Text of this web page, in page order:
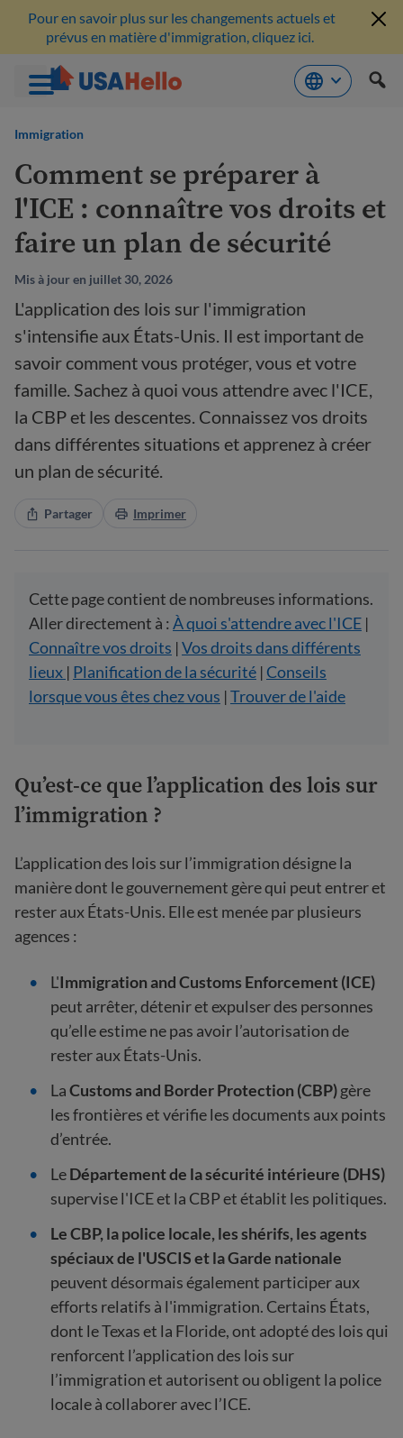
Pour en savoir plus sur les changements actuels et
prévus en matière d'immigration, cliquez ici.
Immigration
Comment se préparer à
l'ICE : connaître vos droits et
faire un plan de sécurité
Mis à jour en juillet 30, 2026
L'application des lois sur l'immigration
s'intensifie aux États-Unis. Il est important de
savoir comment vous protéger, vous et votre
famille. Sachez à quoi vous attendre avec l'ICE,
la CBP et les descentes. Connaissez vos droits
dans différentes situations et apprenez à créer
un plan de sécurité.
Partager Imprimer
Cette page contient de nombreuses informations.
Aller directement à :À quoi s'attendre avec l'ICE |
Connaître vos droits |Vos droits dans différents
lieux | Planification de la sécurité | Conseils
lorsque vous êtes chez vous |Trouver de l'aide
Qu’est-ce que l’application des lois sur
l’immigration ?
L’application des lois sur l’immigration désigne la
manière dont le gouvernement gère qui peut entrer et
rester aux États-Unis. Elle est menée par plusieurs
agences :
L'Immigration and Customs Enforcement (ICE)
peut arrêter, détenir et expulser des personnes
qu’elle estime ne pas avoir l’autorisation de
rester aux États-Unis.
LaCustoms and Border Protection (CBP)gère
les frontières et vérifie les documents aux points
d’entrée.
LeDépartement de la sécurité intérieure (DHS)
supervise l'ICE et la CBP et établit les politiques.
Le CBP, la police locale, les shérifs, les agents
spéciaux de l'USCIS et la Garde nationale
peuvent désormais également participer aux
efforts relatifs à l'immigration. Certains États,
dont le Texas et la Floride, ont adopté des lois qui
renforcent l’application des lois sur
l’immigration et autorisent ou obligent la police
locale à collaborer avec l’ICE.